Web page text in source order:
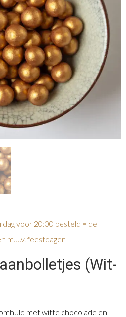
voor 20:00 besteld = de
m.u.v. feestdagen
(Wit-
met witte chocolade en